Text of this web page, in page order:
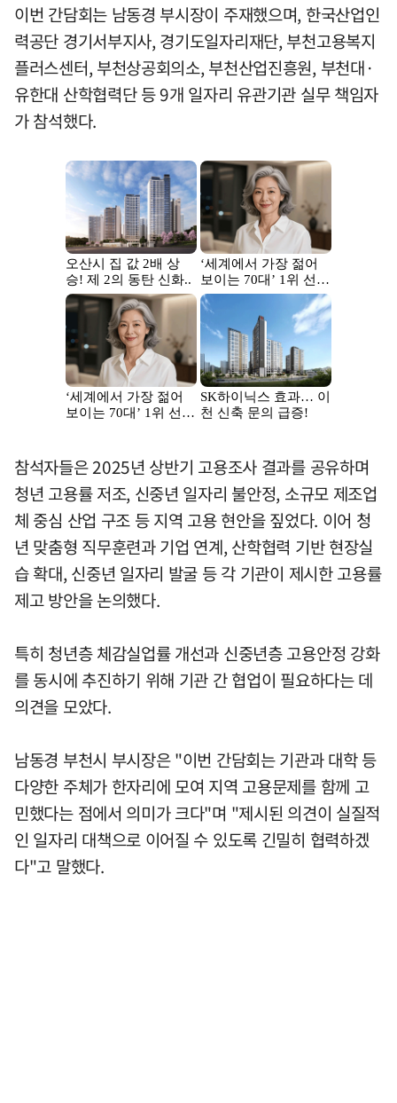
이번 간담회는 남동경 부시장이 주재했으며, 한국산업인
력공단 경기서부지사, 경기도일자리재단, 부천고용복지
플러스센터, 부천상공회의소, 부천산업진흥원, 부천대·
유한대 산학협력단 등 9개 일자리 유관기관 실무 책임자
가 참석했다.
참석자들은 2025년 상반기 고용조사 결과를 공유하며
청년 고용률 저조, 신중년 일자리 불안정, 소규모 제조업
체 중심 산업 구조 등 지역 고용 현안을 짚었다. 이어 청
년 맞춤형 직무훈련과 기업 연계, 산학협력 기반 현장실
습 확대, 신중년 일자리 발굴 등 각 기관이 제시한 고용률
제고 방안을 논의했다.
특히 청년층 체감실업률 개선과 신중년층 고용안정 강화
를 동시에 추진하기 위해 기관 간 협업이 필요하다는 데
의견을 모았다.
남동경 부천시 부시장은 "이번 간담회는 기관과 대학 등
다양한 주체가 한자리에 모여 지역 고용문제를 함께 고
민했다는 점에서 의미가 크다"며 "제시된 의견이 실질적
인 일자리 대책으로 이어질 수 있도록 긴밀히 협력하겠
다"고 말했다.